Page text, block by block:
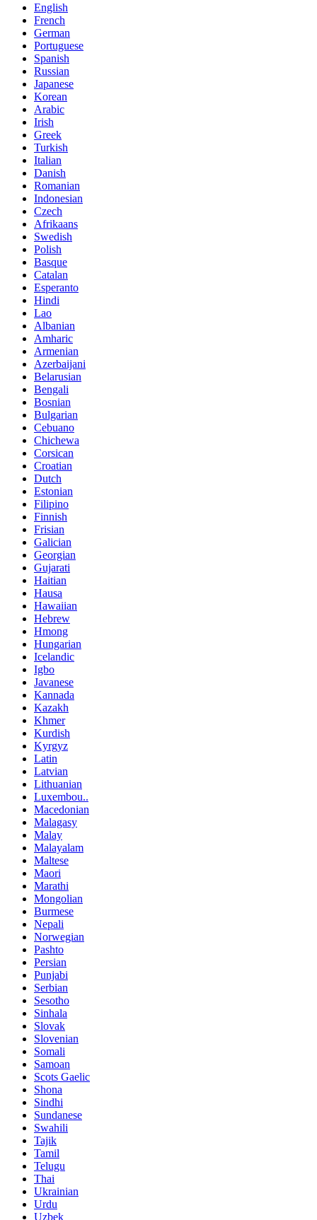
English
French
German
Portuguese
Spanish
Russian
Japanese
Korean
Arabic
Irish
Greek
Turkish
Italian
Danish
Romanian
Indonesian
Czech
Afrikaans
Swedish
Polish
Basque
Catalan
Esperanto
Hindi
Lao
Albanian
Amharic
Armenian
Azerbaijani
Belarusian
Bengali
Bosnian
Bulgarian
Cebuano
Chichewa
Corsican
Croatian
Dutch
Estonian
Filipino
Finnish
Frisian
Galician
Georgian
Gujarati
Haitian
Hausa
Hawaiian
Hebrew
Hmong
Hungarian
Icelandic
Igbo
Javanese
Kannada
Kazakh
Khmer
Kurdish
Kyrgyz
Latin
Latvian
Lithuanian
Luxembou..
Macedonian
Malagasy
Malay
Malayalam
Maltese
Maori
Marathi
Mongolian
Burmese
Nepali
Norwegian
Pashto
Persian
Punjabi
Serbian
Sesotho
Sinhala
Slovak
Slovenian
Somali
Samoan
Scots Gaelic
Shona
Sindhi
Sundanese
Swahili
Tajik
Tamil
Telugu
Thai
Ukrainian
Urdu
Uzbek